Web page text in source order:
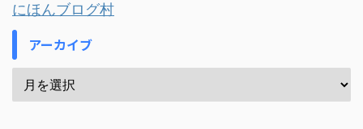
にほんブログ村
アーカイブ